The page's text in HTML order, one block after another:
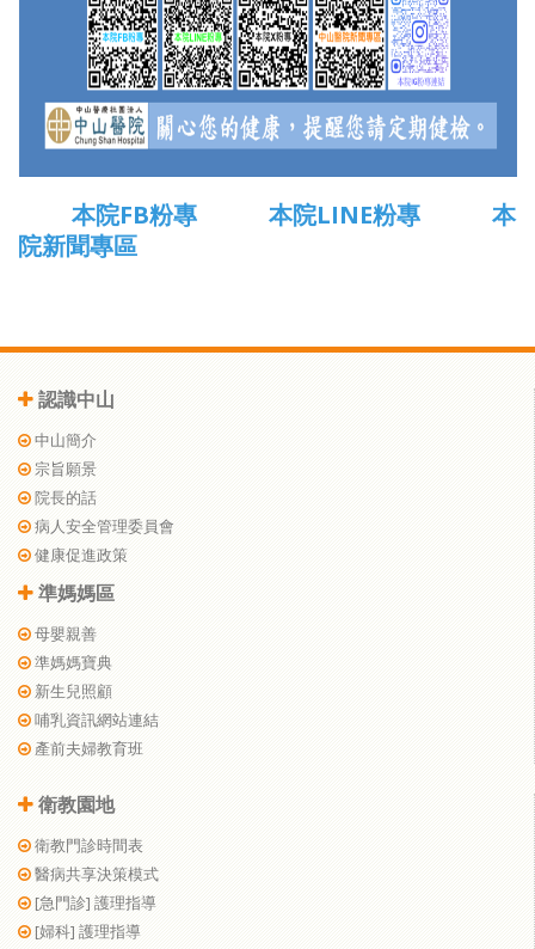
本院FB粉專 本院LINE粉專
本
院新聞專區
認識中山
中山簡介
宗旨願景
院長的話
病人安全管理委員會
健康促進政策
準媽媽區
母嬰親善
準媽媽寶典
新生兒照顧
哺乳資訊網站連結
產前夫婦教育班
衛教園地
衛教門診時間表
醫病共享決策模式
[急門診] 護理指導
[婦科] 護理指導